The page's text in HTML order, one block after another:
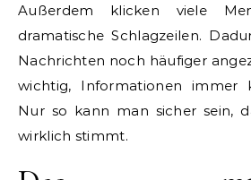
Außerdem klicken viele
dramatische Schlagzeilen.
Nachrichten noch häufiger
wichtig, Informationen immer
Nur so kann man sicher sein,
wirklich stimmt.